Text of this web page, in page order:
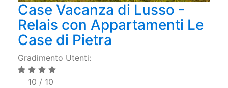
Case Vacanza di Lusso -
Relais con Appartamenti Le
Case di Pietra
Gradimento Utenti:
10 / 10